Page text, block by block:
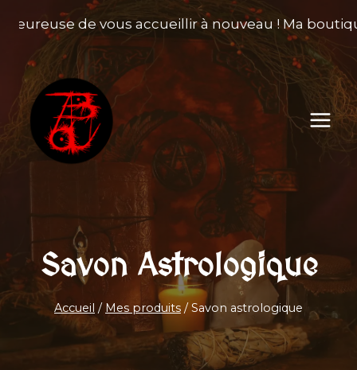
de vous accueillir à nouveau ! Ma
Savon Astrologique
Accueil / Mes produits / Savon astrologique